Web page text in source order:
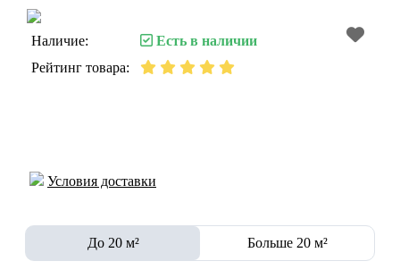
Наличие:
Есть в наличии
Рейтинг товара:
Условия доставки
До 20 м² Больше 20 м²